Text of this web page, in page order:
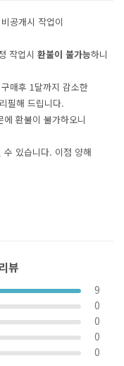
공개시 작업이
작업시 환불이 불가능하니
매후 1달까지 감소한
필해 드립니다.
환불이 불가하오니
있습니다. 이점 양해
뷰
9
0
0
0
0